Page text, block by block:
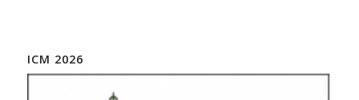
ICM 2026